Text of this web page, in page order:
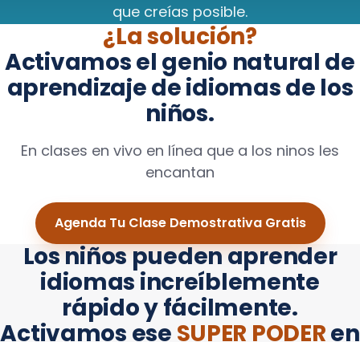
que creías posible.
¿La solución?
Activamos el genio natural de
aprendizaje de idiomas de los
niños.
En clases en vivo en línea que a los ninos les
encantan
Agenda Tu Clase Demostrativa Gratis
Los niños pueden aprender
idiomas increíblemente
rápido y fácilmente.
Activamos ese SUPER PODERen